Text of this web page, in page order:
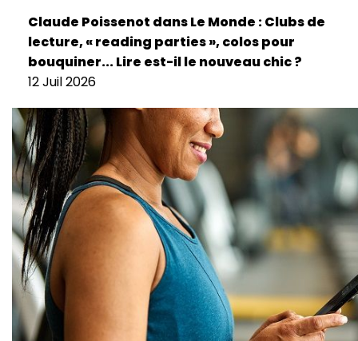
Claude Poissenot dans Le Monde : Clubs de
lecture, « reading parties », colos pour
bouquiner... Lire est-il le nouveau chic ?
12 Juil 2026